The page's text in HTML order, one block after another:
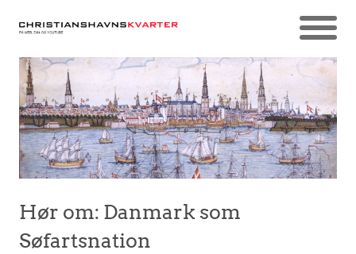
Hør om: Danmark som
Søfartsnation